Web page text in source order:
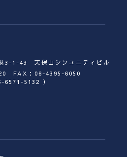
3-1-43 天保山シンユニティビル
FAX：06-4395-6050
6571-5132 ）